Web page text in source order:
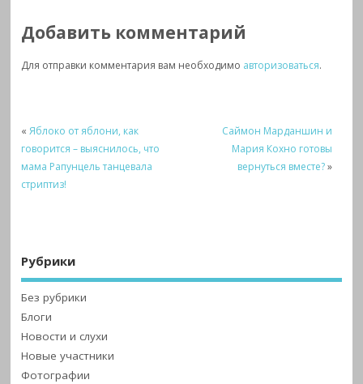
Добавить комментарий
Для отправки комментария вам необходимо авторизоваться.
«Яблоко от яблони, как
говорится – выяснилось, что
мама Рапунцель танцевала
стриптиз!
Саймон Марданшин и
Мария Кохно готовы
вернуться вместе?»
Рубрики
Без рубрики
Блоги
Новости и слухи
Новые участники
Фотографии